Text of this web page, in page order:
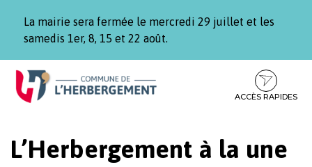
La mairie sera fermée le mercredi 29 juillet et les
samedis 1er, 8, 15 et 22 août.
Aller
Aller
contenu
Aller
pied
ACCÈS RAPIDES
L’Herbergement à la une